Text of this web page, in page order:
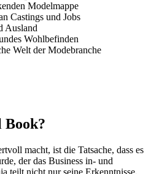
Modelmappe
Castings und Jobs
Ausland
Wohlbefinden
Welt der Modebranche
Book?
macht, ist die Tatsache, dass es
der das Business in- und
teilt nicht nur seine Erkenntnisse,